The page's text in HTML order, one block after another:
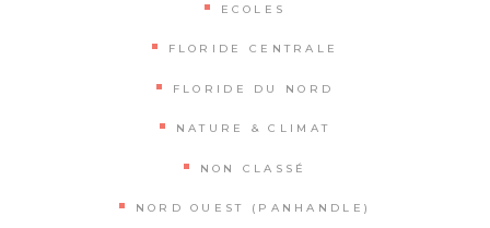
ECOLES
FLORIDE CENTRALE
FLORIDE DU NORD
NATURE & CLIMAT
NON CLASSÉ
NORD OUEST (PANHANDLE)